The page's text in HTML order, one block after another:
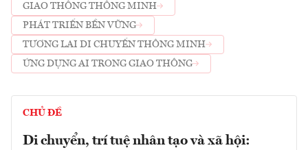
GIAO THÔNG THÔNG MINH
PHÁT TRIỂN BỀN VỮNG
TƯƠNG LAI DI CHUYỂN THÔNG MINH
ỨNG DỤNG AI TRONG GIAO THÔNG
CHỦ ĐỀ
Di chuyển, trí tuệ nhân tạo và xã hội: